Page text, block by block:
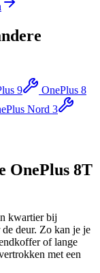
9
OnePlus 8
Nord 3
OnePlus 8T
kwartier bij
deur. Zo kan je je
of lange
met een